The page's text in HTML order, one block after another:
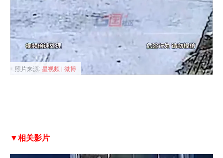
照片来源: 星视频 | 微博
▼相关影片